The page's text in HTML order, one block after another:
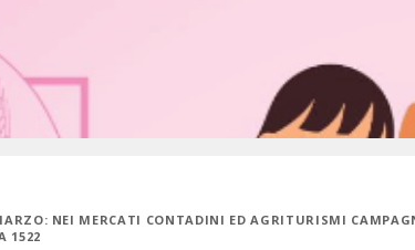
NEI MERCATI CONTADINI ED AGRITURISMI
1522